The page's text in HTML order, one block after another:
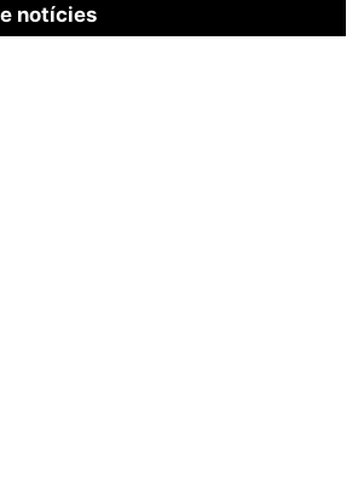
notícies